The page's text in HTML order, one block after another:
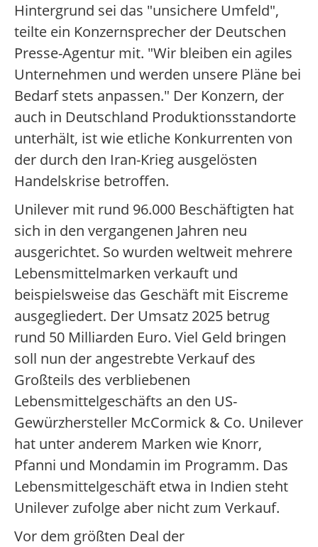
Hintergrund sei das "unsichere Umfeld",
teilte ein Konzernsprecher der Deutschen
Presse-Agentur mit. "Wir bleiben ein agiles
Unternehmen und werden unsere Pläne bei
Bedarf stets anpassen." Der Konzern, der
auch in Deutschland Produktionsstandorte
unterhält, ist wie etliche Konkurrenten von
der durch den Iran-Krieg ausgelösten
Handelskrise betroffen.
Unilever mit rund 96.000 Beschäftigten hat
sich in den vergangenen Jahren neu
ausgerichtet. So wurden weltweit mehrere
Lebensmittelmarken verkauft und
beispielsweise das Geschäft mit Eiscreme
ausgegliedert. Der Umsatz 2025 betrug
rund 50 Milliarden Euro. Viel Geld bringen
soll nun der angestrebte Verkauf des
Großteils des verbliebenen
Lebensmittelgeschäfts an den US-
Gewürzhersteller McCormick & Co. Unilever
hat unter anderem Marken wie Knorr,
Pfanni und Mondamin im Programm. Das
Lebensmittelgeschäft etwa in Indien steht
Unilever zufolge aber nicht zum Verkauf.
Vor dem größten Deal der